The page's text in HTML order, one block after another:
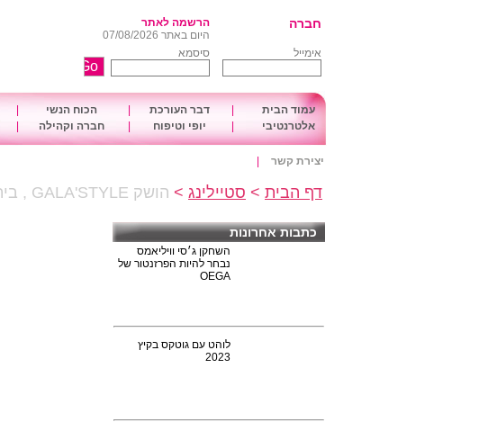
חברה
הרשמה לאתר
היום באתר 07/08/2026
אימייל
סיסמא
עמוד הבית דבר העורכת הכוח הנשי
אלטרנטיבי
יופי וטיפוח חברה וקהילה
יצירת קשר
דף הבית > סטיילינג > הושק GALA'STYLE , בית הספר הגבוה למקצועות הסטיילינג
כתבות אחרונות
השחקן ג׳סי וויליאמס
נבחר להיות הפרזנטור של
OEGA
לוהט עם גוטקס בקיץ
2023